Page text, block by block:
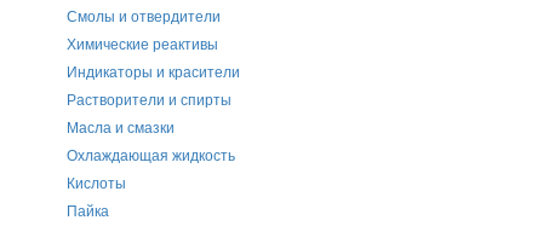
Смолы и отвердители
Химические реактивы
Индикаторы и красители
Растворители и спирты
Масла и смазки
Охлаждающая жидкость
Кислоты
Пайка